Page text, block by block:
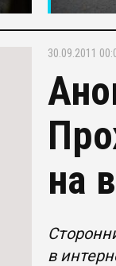
30.09.2011
на
в